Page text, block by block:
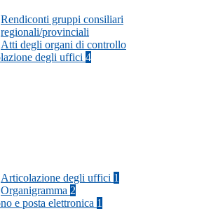
Rendiconti gruppi consiliari
regionali/provinciali
Atti degli organi di controllo
degli uffici 4
Articolazione degli uffici 1
Organigramma 2
e posta elettronica 1